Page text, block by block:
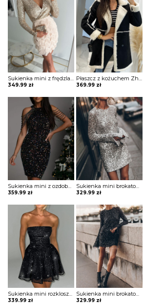
Sukienka mini z frędzlami na spódnicy Potita
349.99 zł
Płaszcz z kożuchem Zhitinja
369.99 zł
Sukienka mini z ozdobnymi pagonami Rosia
359.99 zł
Sukienka mini brokatowa Eric
329.99 zł
Sukienka mini rozkloszowana bez ramiączek Zahariea
339.99 zł
Sukienka mini brokatowa Eric
329.99 zł